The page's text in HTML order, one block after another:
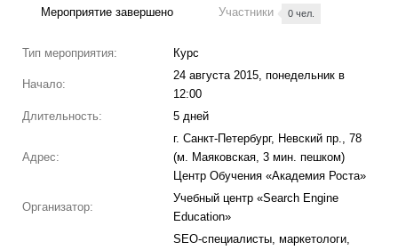
Мероприятие завершено Участники 0 чел.
Тип мероприятия: Курс
Начало:
24 августа 2015, понедельник в
12:00
Длительность:
5 дней
Адрес:
г. Санкт-Петербург, Невский пр., 78
(м. Маяковская, 3 мин. пешком)
Центр Обучения «Академия Роста»
Организатор:
Учебный центр «Search Engine
Education»
SEO-специалисты, маркетологи,